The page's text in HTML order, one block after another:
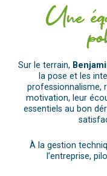
Une
Sur le terrain,
la pose et les
professionnalisme,
motivation, leur
essentiels au bon
À la gestion
l’entreprise,